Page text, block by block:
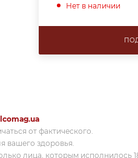
Нет в наличии
от фактического.
вашего здоровья.
лица, которым исполнилось